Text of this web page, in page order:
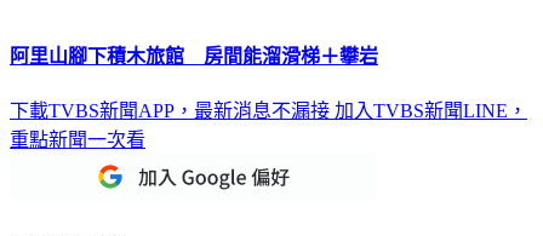
阿里山腳下積木旅館 房間能溜滑梯＋攀岩
下載TVBS新聞APP，最新消息不漏接 加入TVBS新聞LINE，
重點新聞一次看